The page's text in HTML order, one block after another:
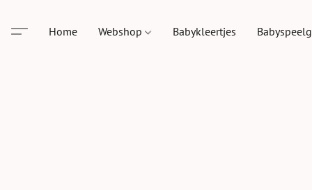
Home Webshop Babykleertjes